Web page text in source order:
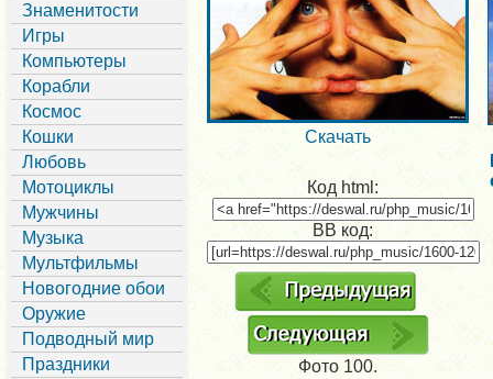
Знаменитости
Игры
Компьютеры
Корабли
Космос
Кошки
Любовь
Мотоциклы
Мужчины
Музыка
Мультфильмы
Новогодние обои
Оружие
Подводный мир
Праздники
Скачать
Код html:
BB код:
Фото 100.